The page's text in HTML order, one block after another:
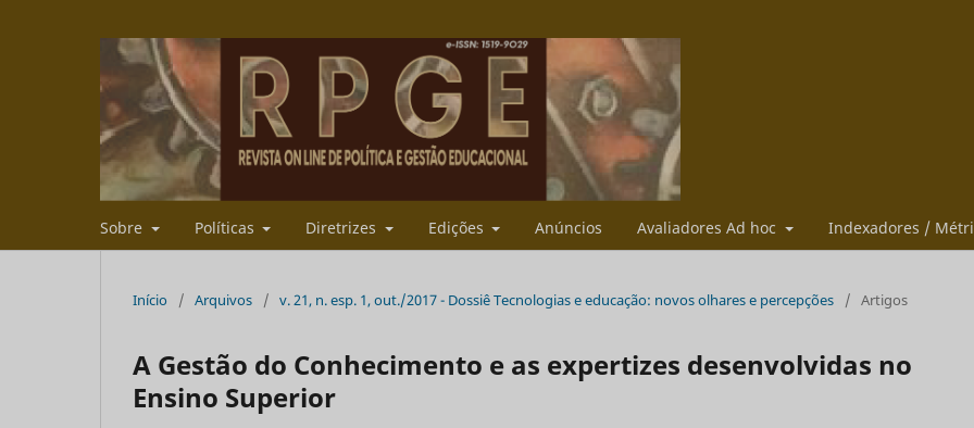
Sobre Políticas Diretrizes Edições Anúncios Avaliadores Ad hoc Indexadores /
Início / Arquivos / v. 21, n. esp. 1, out./2017 - Dossiê Tecnologias e educação: novos olhares e percepções / Artigos
A Gestão do Conhecimento e as expertizes desenvolvidas no
Ensino Superior